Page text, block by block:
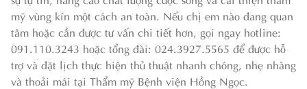
mỹ vùng kín một cách an toàn. Nếu chị em nào đang quan
tâm hoặc cần được tư vấn chi tiết hơn, gọi ngay hotline:
091.110.3243 hoặc tổng đài: 024.3927.5565 để được hỗ
trợ và đặt lịch thực hiện thủ thuật nhanh chóng, nhẹ nhàng
và thoải mái tại Thẩm mỹ Bệnh viện Hồng Ngọc.